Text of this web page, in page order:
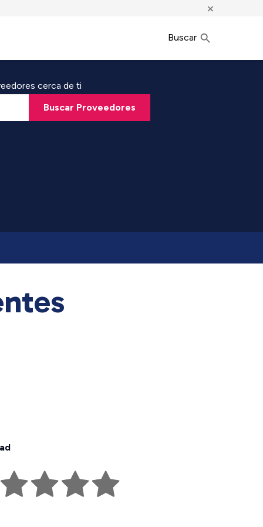
×
Buscar
cerca de ti
Buscar Proveedores